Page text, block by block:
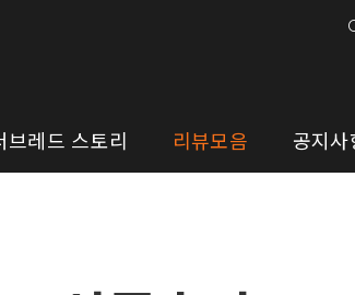
브레드 스토리 리뷰모음 공지사